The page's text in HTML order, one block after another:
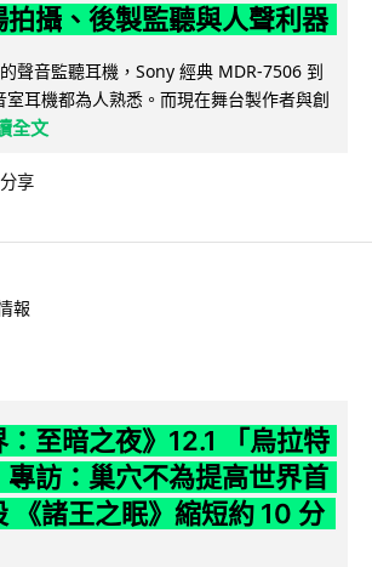
拍攝、後製監聽與人聲利器
聲音監聽耳機，Sony 經典 MDR-7506 到
耳機都為人熟悉。而現在舞台製作者與創
全文
分享
報
：至暗之夜》12.1 「烏拉特
專訪：巢穴不為提高世界首
《諸王之眠》縮短約 10 分